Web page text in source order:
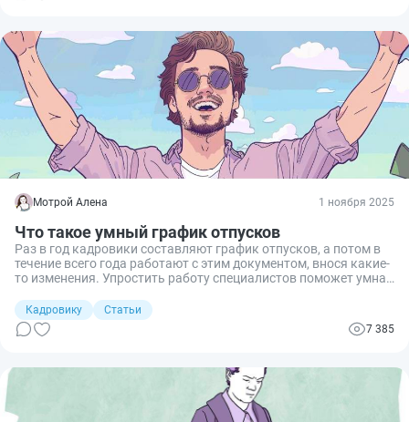
Мотрой Алена 1 ноября 2025
Что такое умный график отпусков
Раз в год кадровики составляют график отпусков, а потом в
течение всего года работают с этим документом, внося какие-
то изменения. Упростить работу специалистов поможет умная
Кадровику
Статьи
7 385